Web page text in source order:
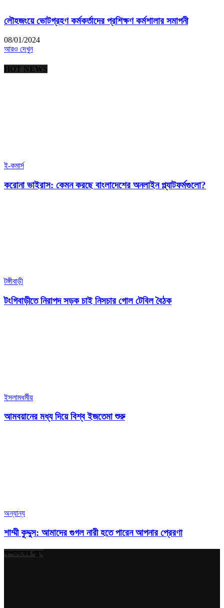
লৌহজংয়ে ভোটগ্রহণ কর্মকর্তাদের প্রশিক্ষণ কর্মশালার সমাপনী
08/01/2024
আরও দেখুন
HOT NEWS
ই-কমার্স
করোনা ভাইরাস: কেমন করছে বাংলাদেশের অনলাইন প্ল্যাটফর্মগুলো?
টঙ্গীবাড়ী
টংগিবাড়ীতে নিরাপদ সড়ক চাই নিসচার গোল টেবিল বৈঠক
ইসলামধর্মীয়
আমবয়ানের মধ্য দিয়ে বিশ্ব ইজতেমা শুরু
অন্যান্য
শাম্মী কুদ্দুস: আমাদের গুগল নারী হতে পারেন আপনার প্রেরণা
সম্পাদকের পছন্দ